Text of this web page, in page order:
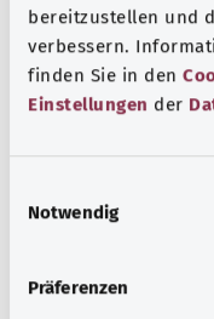
bereitzustellen und
verbessern.
finden Sie in den
Einstellungen der
Notwendig
Präferenzen